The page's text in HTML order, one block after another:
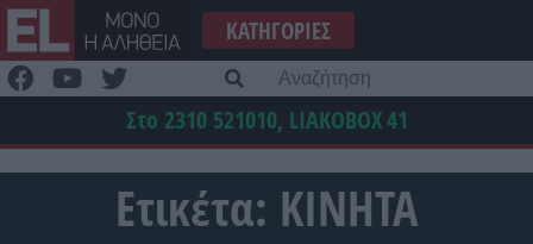
Μετάβαση
στο
περιεχόμενο
ΚΑΤΗΓΟΡΊΕΣ
Στο 2310 521010, LIAKOBOX41
Ετικέτα: ΚΙΝΗΤΑ